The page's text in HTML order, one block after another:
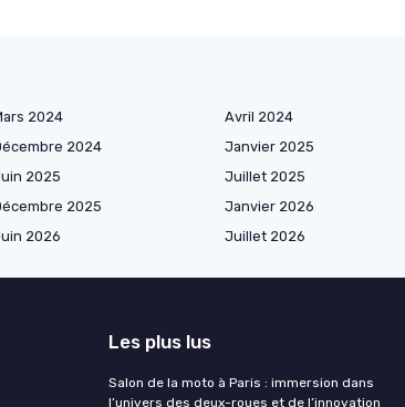
2024 Avril 2024
2024 Janvier 2025
2025 Juillet 2025
2025 Janvier 2026
2026 Juillet 2026
Les plus lus
Salon de la moto à Paris : immersion dans
l’univers des deux-roues et de l’innovation